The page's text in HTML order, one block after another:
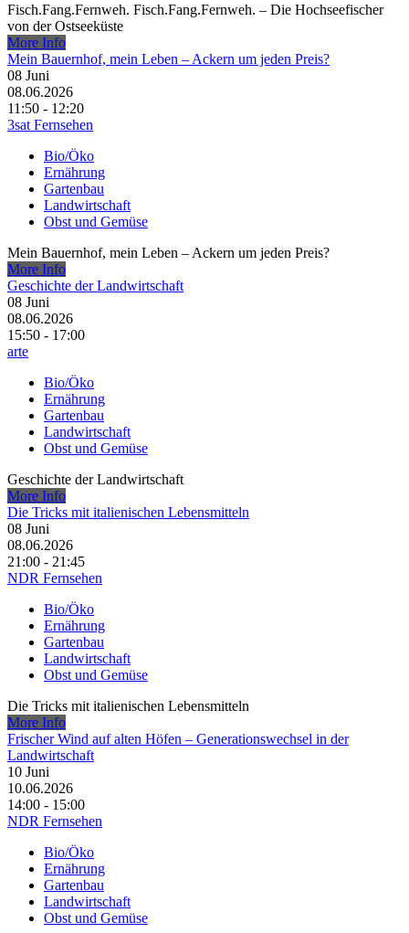
Fisch.Fang.Fernweh. Fisch.Fang.Fernweh. – Die Hochseefischer
von der Ostseeküste
More Info
Mein Bauernhof, mein Leben – Ackern um jeden Preis?
08 Juni
08.06.2026
11:50 - 12:20
3sat Fernsehen
Bio/Öko
Ernährung
Gartenbau
Landwirtschaft
Obst und Gemüse
Mein Bauernhof, mein Leben – Ackern um jeden Preis?
More Info
Geschichte der Landwirtschaft
08 Juni
08.06.2026
15:50 - 17:00
arte
Bio/Öko
Ernährung
Gartenbau
Landwirtschaft
Obst und Gemüse
Geschichte der Landwirtschaft
More Info
Die Tricks mit italienischen Lebensmitteln
08 Juni
08.06.2026
21:00 - 21:45
NDR Fernsehen
Bio/Öko
Ernährung
Gartenbau
Landwirtschaft
Obst und Gemüse
Die Tricks mit italienischen Lebensmitteln
More Info
Frischer Wind auf alten Höfen – Generationswechsel in der
Landwirtschaft
10 Juni
10.06.2026
14:00 - 15:00
NDR Fernsehen
Bio/Öko
Ernährung
Gartenbau
Landwirtschaft
Obst und Gemüse